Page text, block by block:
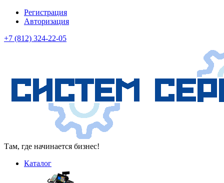
Регистрация
Авторизация
+7 (812) 324-22-05
Там, где начинается бизнес!
Каталог